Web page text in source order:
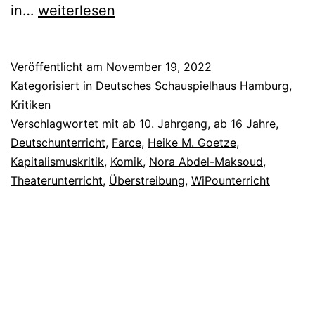
in… Jeeps
weiterlesen
Veröffentlicht am November 19, 2022
Kategorisiert in Deutsches Schauspielhaus Hamburg,
Kritiken
Verschlagwortet mit ab 10. Jahrgang, ab 16 Jahre,
Deutschunterricht, Farce, Heike M. Goetze,
Kapitalismuskritik, Komik, Nora Abdel-Maksoud,
Theaterunterricht, Überstreibung, WiPounterricht